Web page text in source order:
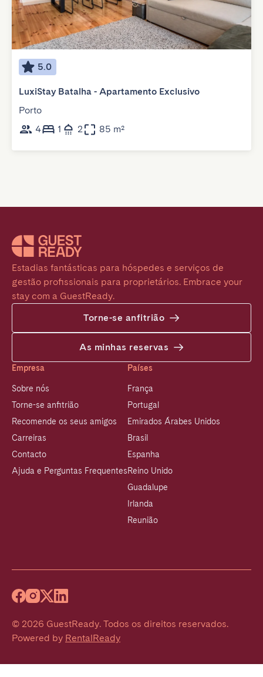
5.0
LuxiStay Batalha - Apartamento Exclusivo
Porto
4
1 2 85 m²
Estadias fantásticas para hóspedes e serviços de
gestão profissionais para proprietários. Embrace your
stay com a GuestReady.
Torne-se anfitrião
As minhas reservas
Empresa
Sobre nós
Torne-se anfitrião
Recomende os seus amigos
Carreiras
Contacto
Ajuda e Perguntas Frequentes
Países
França
Portugal
Emirados Árabes Unidos
Brasil
Espanha
Reino Unido
Guadalupe
Irlanda
Reunião
© 2026 GuestReady. Todos os direitos reservados.
Powered by RentalReady